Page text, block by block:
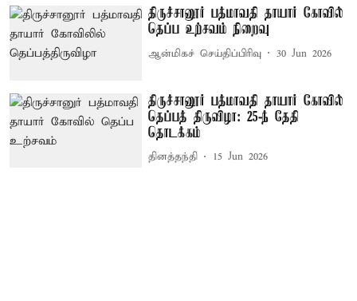
திருச்சானூர் பத்மாவதி தாயார் கோவில்
தெப்ப உற்சவம் நிறைவு
ஆன்மிகச் செய்திப்பிரிவு 30 Jun 2026
திருச்சானூர் பத்மாவதி தாயார் கோவில்
தெப்பத் திருவிழா: 25-ந் தேதி
தொடக்கம்
தினத்தந்தி 15 Jun 2026